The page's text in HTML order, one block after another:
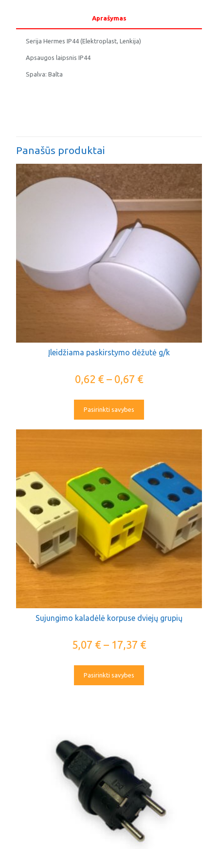
Aprašymas
Serija Hermes IP44 (Elektroplast, Lenkija)
Apsaugos laipsnis IP44
Spalva: Balta
Panašūs produktai
Įleidžiama paskirstymo dėžutė g/k
0,62 €– 0,67 €
Pasirinkti savybes
Sujungimo kaladėlė korpuse dviejų grupių
5,07 €– 17,37 €
Pasirinkti savybes